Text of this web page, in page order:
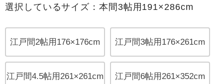
選択しているサイズ：本間3帖用191×286cm
江戸間2帖用176×176cm 江戸間3帖用176×261cm
江戸間4.5帖用261×261cm 江戸間6帖用261×352cm